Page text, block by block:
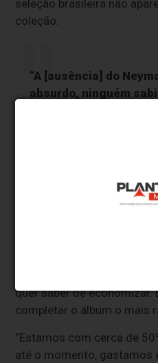
seleção brasileira não
coleção.
“A [ausência] do
absurdo, ninguém
quer saber de economizar.
completar o álbum o mais
“Estamos com cerca de
até o momento, gastamos